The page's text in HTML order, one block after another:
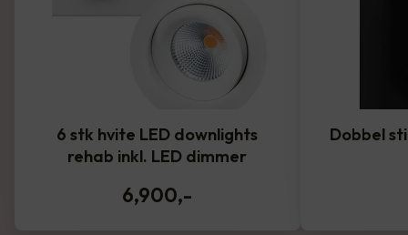
6 stk hvite LED downlights
rehab inkl. LED dimmer
6,900,-
Dobbel